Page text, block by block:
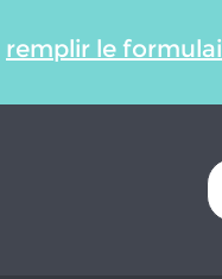
remplir le